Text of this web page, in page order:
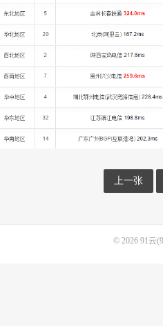
上一张
© 2026 91云